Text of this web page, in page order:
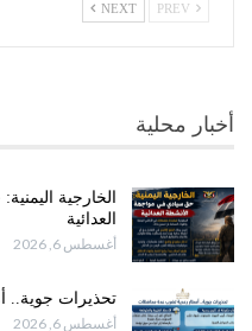
NEXT
أخبار محلية
الخارجية
العدائية
أغسطس 6, 2026
تحذيرات جوية..
أغسطس 6, 2026